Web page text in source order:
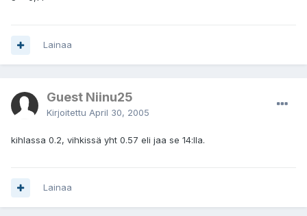
Lainaa
Guest Niinu25
Kirjoitettu April 30, 2005
kihlassa 0.2, vihkissä yht 0.57 eli jaa se 14:lla.
Lainaa